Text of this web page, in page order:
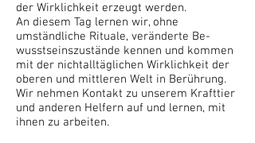
der Wirklichkeit erzeugt werden.
An diesem Tag lernen wir, ohne
umständliche Rituale, veränderte Be­
wusstseinszustände kennen und kommen
mit der nichtalltäglichen Wirklich­keit der
oberen und mittleren Welt in Berührung.
Wir neh­men Kontakt zu unse­rem Krafttier
und anderen Helfern auf und lernen, mit
ihnen zu arbeiten.